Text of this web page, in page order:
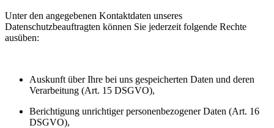
Unter den angegebenen Kontaktdaten unseres
Datenschutzbeauftragten können Sie jederzeit folgende Rechte
ausüben:
Auskunft über Ihre bei uns gespeicherten Daten und deren
Verarbeitung (Art. 15 DSGVO),
Berichtigung unrichtiger personenbezogener Daten (Art. 16
DSGVO),